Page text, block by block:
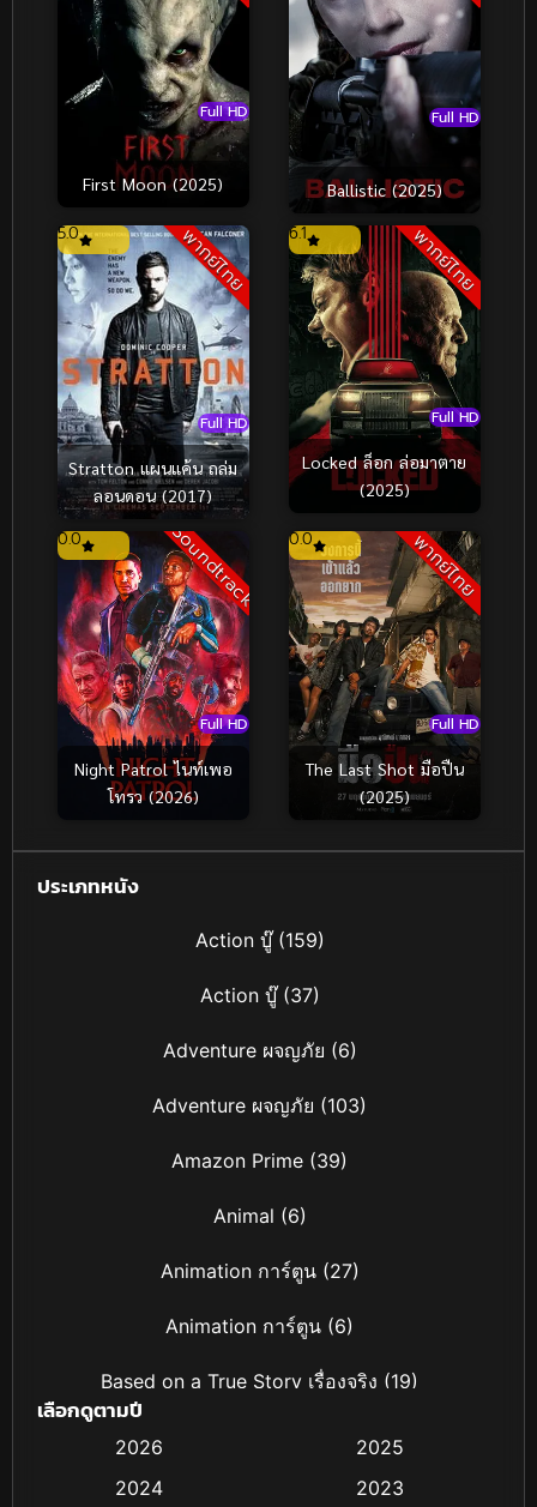
Full HD
First Moon (2025)
Full HD
Ballistic (2025)
พากย์ไทย
Full HD
5.0
Stratton แผนแค้น ถล่ม
ลอนดอน (2017)
พากย์ไทย
Full HD
6.1
Locked ล็อก ล่อมาตาย
(2025)
Soundtrack
Full HD
0.0
Night Patrol ไนท์เพอ
โทรว (2026)
พากย์ไทย
Full HD
0.0
The Last Shot มือปืน
(2025)
ประเภทหนัง
Action บู๊(159)
Action บู๊(37)
Adventure ผจญภัย (6)
Adventure ผจญภัย (103)
Amazon Prime (39)
Animal (6)
Animation การ์ตูน(27)
Animation การ์ตูน (6)
Based on a True Story เรื่องจริง (19)
Biography ชีวิตจริง (16)
เลือกดูตามปี
2026
2025
2024
2023